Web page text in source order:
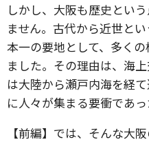
しかし、大阪も歴史とい
ません。古代から近世と
本一の要地として、多く
ました。その理由は、海
は大陸から瀬戸内海を経
に人々が集まる要衝であっ
【前編】では、そんな大